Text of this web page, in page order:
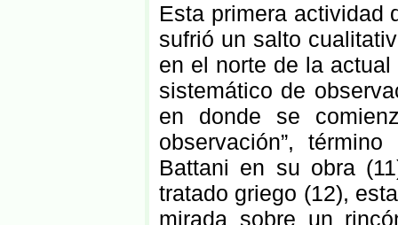
Esta primera actividad
sufrió un salto
en el norte de la
sistemático de
en donde se
observación”,
Battani en su obra
tratado griego (12),
mirada sobre un